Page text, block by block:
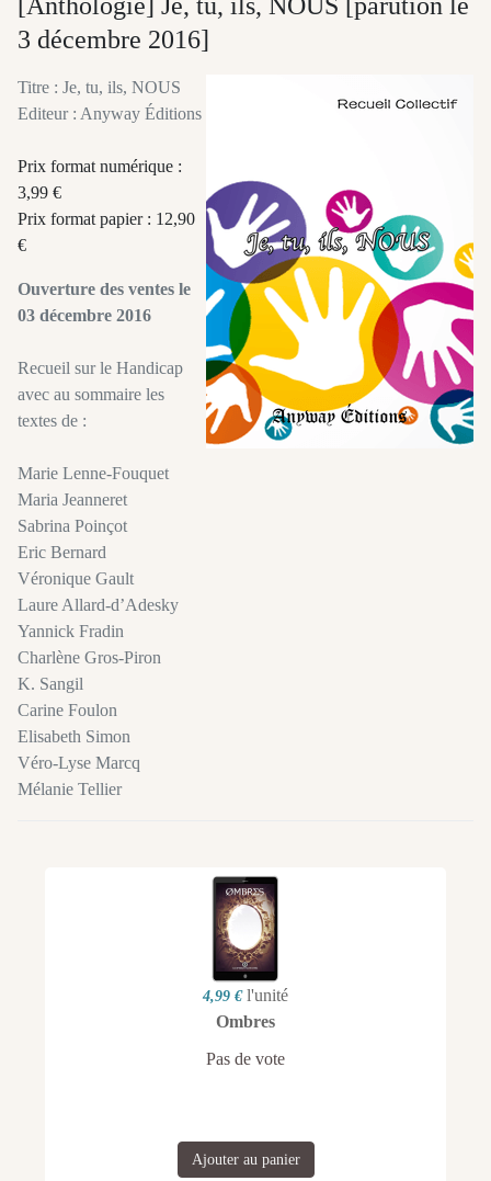
[Anthologie] Je, tu, ils, NOUS [parution le
3 décembre 2016]
Titre : Je, tu, ils, NOUS
Editeur : Anyway Éditions
Prix format numérique :
3,99 €
Prix format papier : 12,90
€
Ouverture des ventes le
03 décembre 2016
Recueil sur le Handicap
avec au sommaire les
textes de :
Marie Lenne-Fouquet
Maria Jeanneret
Sabrina Poinçot
Eric Bernard
Véronique Gault
Laure Allard-d’Adesky
Yannick Fradin
Charlène Gros-Piron
K. Sangil
Carine Foulon
Elisabeth Simon
Véro-Lyse Marcq
Mélanie Tellier
4,99 € l'unité
Ombres
Pas de vote
Ajouter au panier